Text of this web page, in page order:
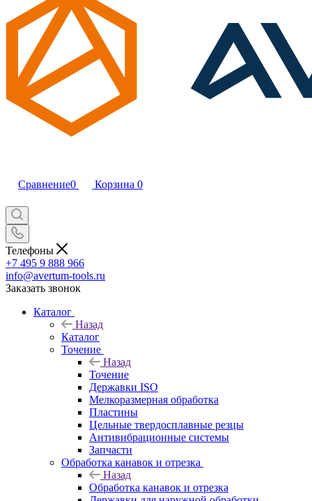
Сравнение0 Корзина 0
Телефоны
+7 495 9 888 966
info@avertum-tools.ru
Заказать звонок
Каталог
Назад
Каталог
Точение
Назад
Точение
Державки ISO
Мелкоразмерная обработка
Пластины
Цельные твердосплавные резцы
Антивибрационные системы
Запчасти
Обработка канавок и отрезка
Назад
Обработка канавок и отрезка